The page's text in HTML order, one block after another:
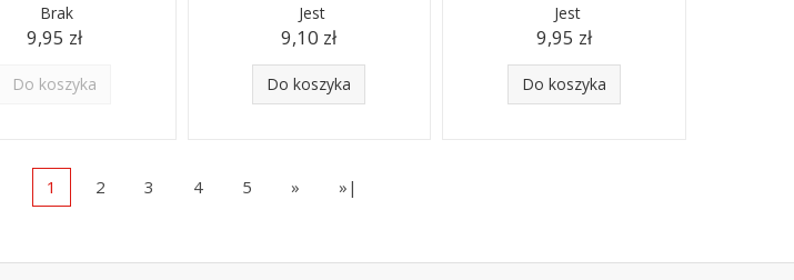
Brak
9,95 zł
Do koszyka
Jest
9,10 zł
Do koszyka
Jest
9,95 zł
Do koszyka
1 2 3 4 5 » »|